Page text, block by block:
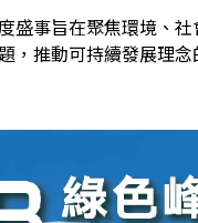
盛事旨在聚焦環境、
，推動可持續發展理念